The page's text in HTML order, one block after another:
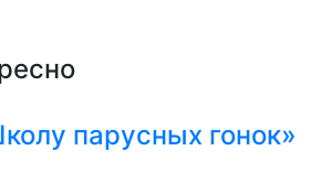
парусных гонок»